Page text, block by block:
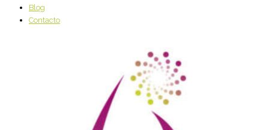
Blog
Contacto